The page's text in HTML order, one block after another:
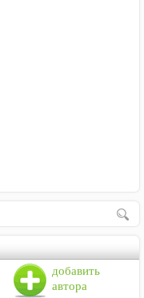
добавить
автора